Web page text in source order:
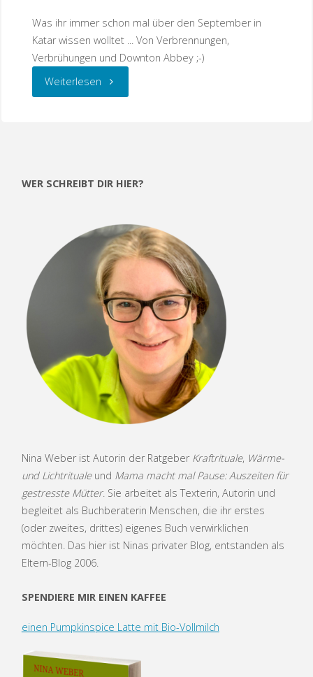
Was ihr immer schon mal über den September in
Katar wissen wolltet ... Von Verbrennungen,
Verbrühungen und Downton Abbey ;-)
Weiterlesen"Herbst
WER SCHREIBT DIR HIER?
Nina Weber ist Autorin der Ratgeber Kraftrituale, Wärme-
und Lichtritualeund Mama macht mal Pause: Auszeiten für
gestresste Mütter. Sie arbeitet als Texterin, Autorin und
begleitet als Buchberaterin Menschen, die ihr erstes
(oder zweites, drittes) eigenes Buch verwirklichen
möchten. Das hier ist Ninas privater Blog, entstanden als
Eltern-Blog 2006.
SPENDIERE MIR EINEN KAFFEE
einen Pumpkinspice Latte mit Bio-Vollmilch